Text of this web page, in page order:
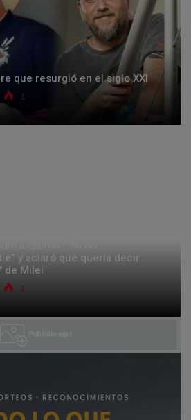
que resurgió en el siglo XXI
1
y aclaró qué quería decir
de Milei
1